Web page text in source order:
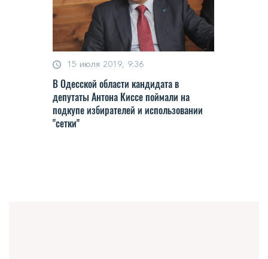
15 июля 2019, 9:36
В Одесской области кандидата в
депутаты Антона Киссе поймали на
подкупе избирателей и использовании
"сетки"